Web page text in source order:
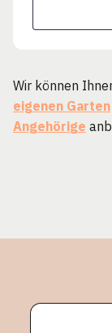
Wir können
eigenen Garten
Angehörige